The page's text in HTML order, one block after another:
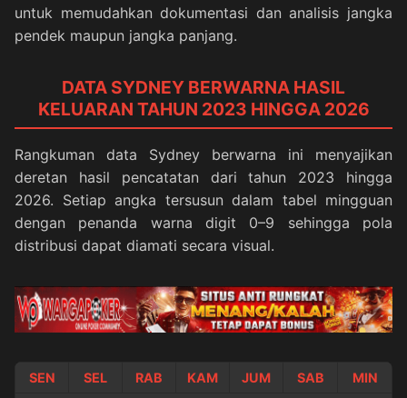
untuk memudahkan dokumentasi dan analisis jangka
pendek maupun jangka panjang.
DATA SYDNEY BERWARNA HASIL
KELUARAN TAHUN 2023 HINGGA 2026
Rangkuman data Sydney berwarna ini menyajikan
deretan hasil pencatatan dari tahun 2023 hingga
2026. Setiap angka tersusun dalam tabel mingguan
dengan penanda warna digit 0–9 sehingga pola
distribusi dapat diamati secara visual.
SEN SEL RAB KAM JUM SAB MIN